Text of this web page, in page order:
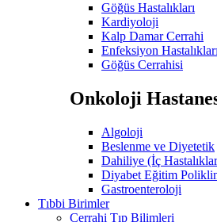
Göğüs Hastalıkları
Kardiyoloji
Kalp Damar Cerrahi
Enfeksiyon
Göğüs Cerrahisi
Onkoloji
Algoloji
Beslenme ve Diyetetik
Dahiliye (İç
Diyabet Eğitim
Gastroenteroloji
Tıbbi Birimler
Cerrahi Tıp Bilimleri